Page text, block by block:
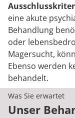
eine akute
Behandlung
oder
Magersucht,
Ebenso werden
behandelt.
Was Sie erwartet
Unser